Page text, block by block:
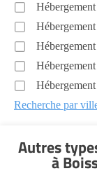
Recherche par
Autres
à